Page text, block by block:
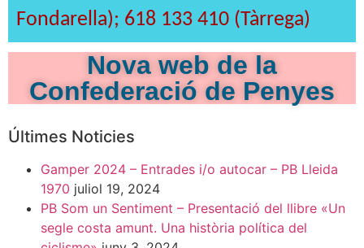
Fondarella); 618 133 410 (Tàrrega)
Nova web de la
Confederació de Penyes
Últimes Noticies
Gamper 2024 – Entrades i/o autocar – PB Lleida
1970 juliol 19, 2024
PB Som un Sentiment – Presentació del llibre «Un
segle costa amunt. Una història política del